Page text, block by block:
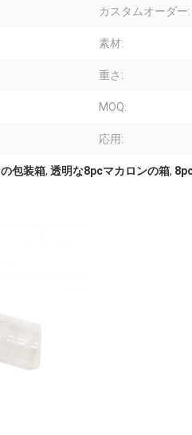
カスタムオーダー:
素材:
重さ:
MOQ:
応用:
包装箱, 透明な8pcマカロンの箱,